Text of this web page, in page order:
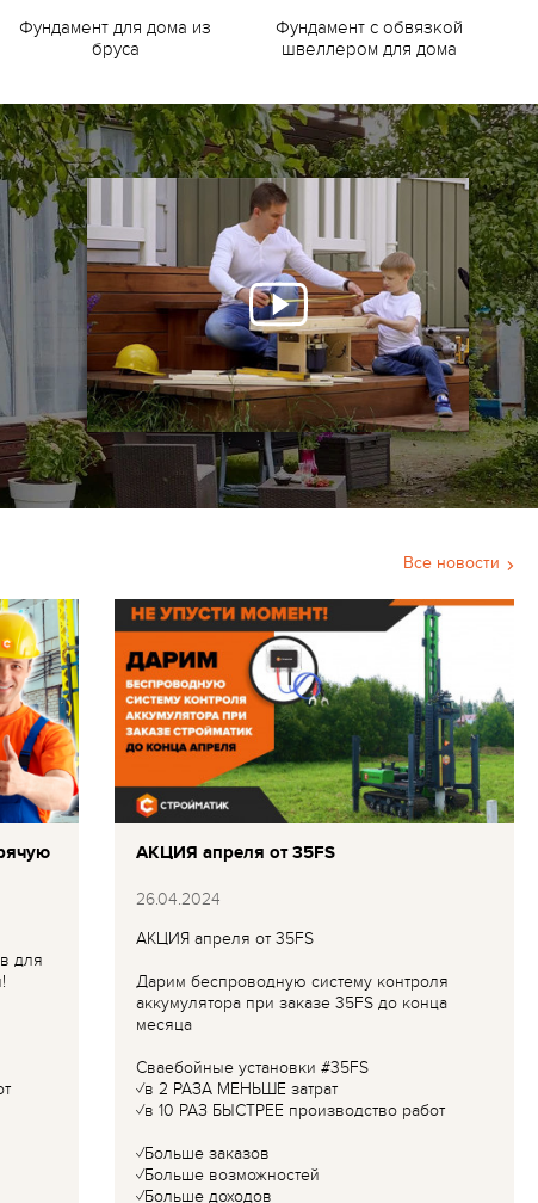
Фундамент для дома из
бруса
Фундамент с обвязкой
швеллером для дома
Все новости
для
АКЦИЯ апреля от 35FS
26.04.2024
АКЦИЯ апреля от 35FS
Дарим беспроводную систему контроля
аккумулятора при заказе 35FS до конца
месяца
Сваебойные установки #35FS
✓в 2 РАЗА МЕНЬШЕ затрат
✓в 10 РАЗ БЫСТРЕЕ производство работ
✓Больше заказов
✓Больше возможностей
✓Больше доходов